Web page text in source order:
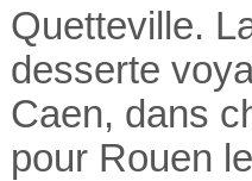
Quetteville.
desserte
Caen, dans
pour Rouen